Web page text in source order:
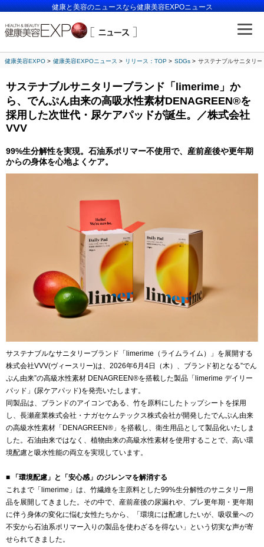
健康と美容のニュースなら健康美容EXPOニュース
健康美容EXPO 健康美容EXPOニュース リリース：TOP SDGs サステナブルサニタリ
サステナブルサニタリーブランド「limerime」か
ら、でんぷん由来の高吸水性素材DENAGREEN®︎を
採用した次世代・尿ケアパッドが誕生。／株式会社
VVV
99%生分解性を実現。石油系ポリマー不使用で、産前産後や更年期
からの身体を心地よくケア。
サステナブルなサニタリーブランド「limerime（ライムライム）」を展開する
株式会社VVV(ヴィースリー)は、2026年6月4日（木）、ブランド初となる”でん
ぷん由来”の高級水性素材 DENAGREEN®️を搭載した製品「limerime デイリー
パッド」(尿ケアパッド)を発売いたします。
同製品は、ブランドのアイコンである、竹を原料にしたトップシートを採用
し、長瀬産業株式会社・ナガセケムテックス株式会社が開発したでんぷん由来
の高級水性素材「DENAGREEN®︎」を搭載し、衛生用品として製品化いたしま
した。石油由来ではなく、植物由来の高級水性素材を使用することで、高い環
境配慮と吸水性能の両立を実現しています。
■ 「環境配慮」と「安心感」のジレンマを解消する
これまで「limerime」は、竹繊維を主原料とした99%生分解性のサニタリー用
品を展開してきました。その中で、産前産後の尿漏れや、プレ更年期・更年期
に伴う身体の変化に悩む女性たちから、「環境には配慮したいが、吸収量への
不安から石油系ポリマー入りの製品を使わざるを得ない」という切実な声が寄
せられてきました。